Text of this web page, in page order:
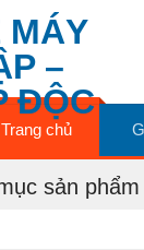
Trang chủ
sản phẩm